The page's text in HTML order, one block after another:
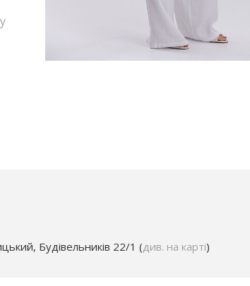
Будівельників 22/1 (див. на карті)